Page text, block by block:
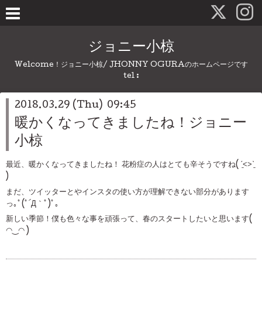
ジョニー小椋
Welcome！ジョニー小椋/ JHONNY OGURAのホームページです
tel :
2018.03.29 (Thu) 09:45
暖かくなってきましたね！ジョニー
小椋
最近、暖かくなってきましたね！ 花粉症の人はとても辛そうですね( ˊ̱˂˃ˋ̱
)
まだ、ツイッターとやインスタの使い方が理解できない部分があります
っ｡ﾟ(ﾟ´Д｀ﾟ)ﾟ｡
新しい季節！僕も色々な事を頑張って、春のスタートしたいと思います(
◠‿◠ )